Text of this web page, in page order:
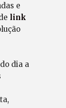
e
link
dia a